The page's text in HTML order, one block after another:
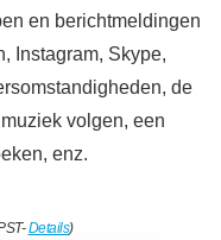
en berichtmeldingen
Instagram, Skype,
de
volgen, een
enz.
Details)